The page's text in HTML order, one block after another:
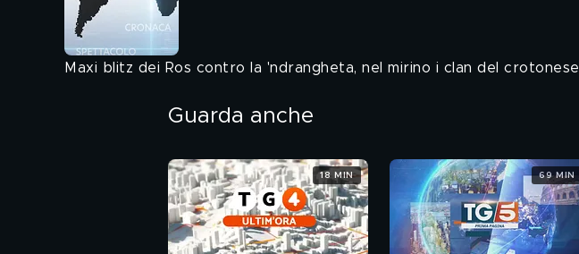
Maxi blitz dei Ros contro la 'ndrangheta, nel mirino i clan del crotonese
Guarda anche
18 MIN 69 MIN